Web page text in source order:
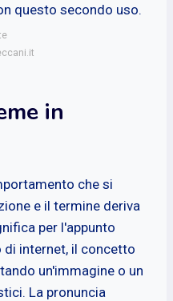
questo secondo uso.
in
che si
e il termine deriva
per l'appunto
di internet, il concetto
un'immagine o un
La pronuncia